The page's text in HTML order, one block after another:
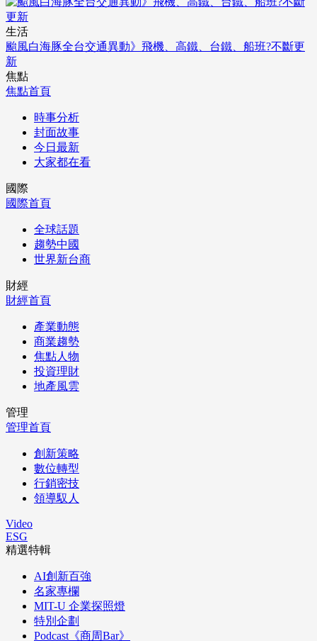
生活
颱風白海豚全台交通異動》飛機、高鐵、台鐵、船班?不斷更
新
焦點
焦點首頁
時事分析
封面故事
今日最新
大家都在看
國際
國際首頁
全球話題
趨勢中國
世界新台商
財經
財經首頁
產業動態
商業趨勢
焦點人物
投資理財
地產風雲
管理
管理首頁
創新策略
數位轉型
行銷密技
領導馭人
Video
ESG
精選特輯
AI創新百強
名家專欄
MIT-U 企業探照燈
特別企劃
Podcast《商周Bar》